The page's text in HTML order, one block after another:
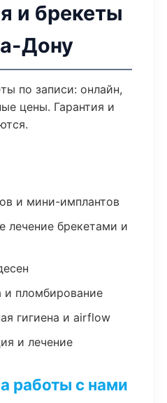
и брекеты
Дону
по записи: онлайн,
цены. Гарантия и
и мини-имплантов
лечение брекетами и
и пломбирование
гигиена и airflow
и лечение
работы с нами